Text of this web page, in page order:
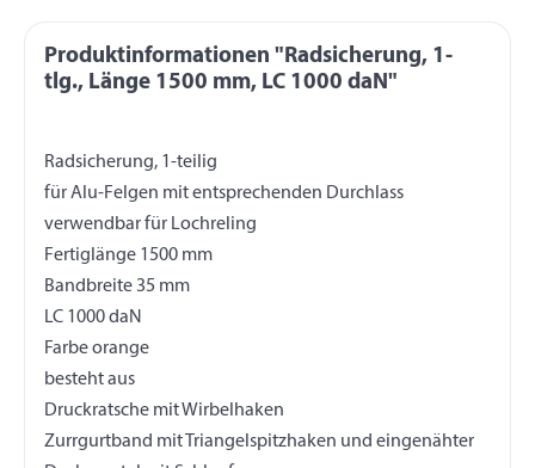
Produktinformationen "Radsicherung, 1-
tlg., Länge 1500 mm, LC 1000 daN"
Radsicherung, 1-teilig
für Alu-Felgen mit entsprechenden Durchlass
verwendbar für Lochreling
Fertiglänge 1500 mm
Bandbreite 35 mm
LC 1000 daN
Farbe orange
besteht aus
Druckratsche mit Wirbelhaken
Zurrgurtband mit Triangelspitzhaken und eingenähter